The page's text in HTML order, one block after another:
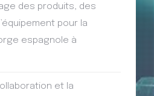
des produits, des
pour la
espagnole à
et la